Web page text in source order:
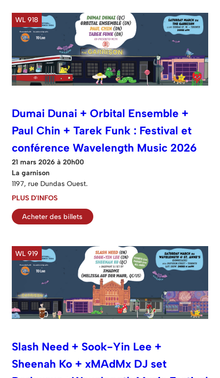
WL 918
Dumai Dunai + Orbital Ensemble +
Paul Chin + Tarek Funk : Festival et
conférence Wavelength Music 2026
21 mars 2026 à 20h00
La garnison
1197, rue Dundas Ouest.
PLUS D'INFOS
Acheter des billets
WL 919
Slash Need + Sook-Yin Lee +
Sheenah Ko + xMAdMx DJ set